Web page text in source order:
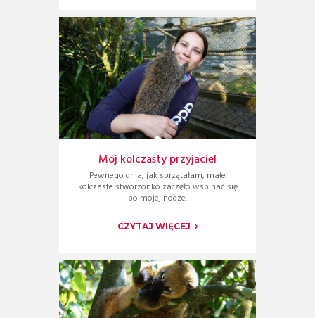
Mój kolczasty przyjaciel
Pewnego dnia, jak sprzątałam, małe
kolczaste stworzonko zaczęło wspinać się
po mojej nodze.
CZYTAJ WIĘCEJ